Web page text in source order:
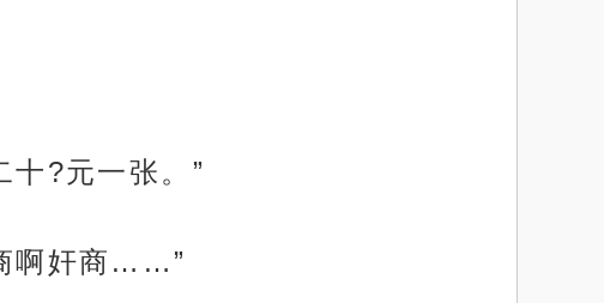
十?元一张。”
啊奸商……”